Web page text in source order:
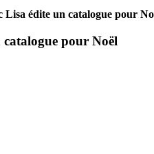
Lisa édite un catalogue pour
pour Noël